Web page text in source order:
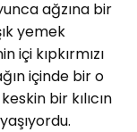
ağzına bir
yemek
içi kıpkırmızı
içinde bir o
bir kılıcın